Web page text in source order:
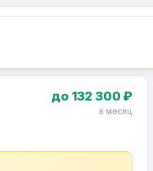
до 132 300 ₽
в месяц